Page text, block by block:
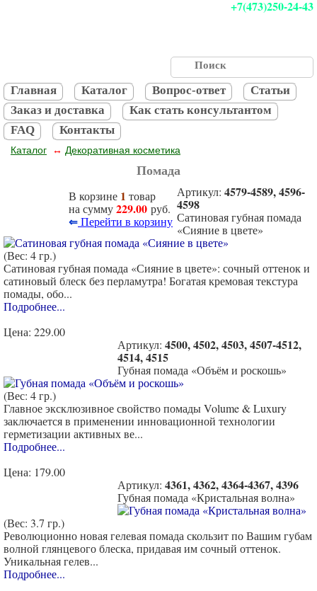
+7(473)250-24-43
Главная Каталог Вопрос-ответ
Статьи
Заказ и доставка
Как стать консультантом
FAQ
Контакты
Каталог ↔ Декоративная косметика
Помада
В корзине 1 товар
на сумму229.00 руб.
⇐Перейти в корзину
Артикул: 4579-4589, 4596-
4598
Сатиновая губная помада
«Сияние в цвете»
(Вес: 4 гр.)
Сатиновая губная помада «Сияние в цвете»: сочный оттенок и
сатиновый блеск без перламутра! Богатая кремовая текстура
помады, обо...
Подробнее...
Цена: 229.00
Артикул: 4500, 4502, 4503, 4507-4512,
4514, 4515
Губная помада «Объём и роскошь»
(Вес: 4 гр.)
Главное эксклюзивное свойство помады Volume & Luxury
заключается в применении инновационной технологии
герметизации активных ве...
Подробнее...
Цена: 179.00
Артикул: 4361, 4362, 4364-4367, 4396
Губная помада «Кристальная волна»
(Вес: 3.7 гр.)
Революционно новая гелевая помада скользит по Вашим губам
волной глянцевого блеска, придавая им сочный оттенок.
Уникальная гелев...
Подробнее...